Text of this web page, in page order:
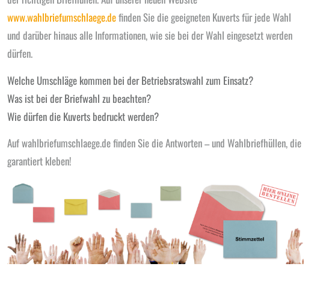
www.wahlbriefumschlaege.definden Sie die geeigneten Kuverts für jede Wahl
und darüber hinaus alle Informationen, wie sie bei der Wahl eingesetzt werden
dürfen.
Welche Umschläge kommen bei der Betriebsratswahl zum Einsatz?
Was ist bei der Briefwahl zu beachten?
Wie dürfen die Kuverts bedruckt werden?
Auf wahlbriefumschlaege.de finden Sie die Antworten – und Wahlbriefhüllen, die
garantiert kleben!